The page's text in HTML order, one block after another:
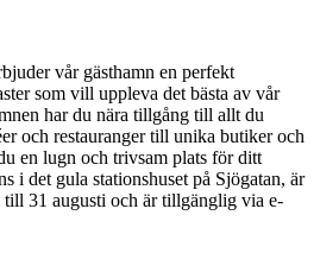
vår gästhamn en perfekt
som vill uppleva det bästa av vår
har du nära tillgång till allt du
och restauranger till unika butiker och
en lugn och trivsam plats för ditt
i det gula stationshuset på Sjögatan, är
31 augusti och är tillgänglig via e-